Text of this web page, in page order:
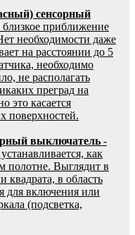
сенсорный
близкое приближение
необходимости даже
на расстоянии до 5
необходимо
не располагать
преград на
это касается
поверхностей.
выключатель -
как
полотне. Выглядит в
квадрата, в область
для включения или
(подсветка,